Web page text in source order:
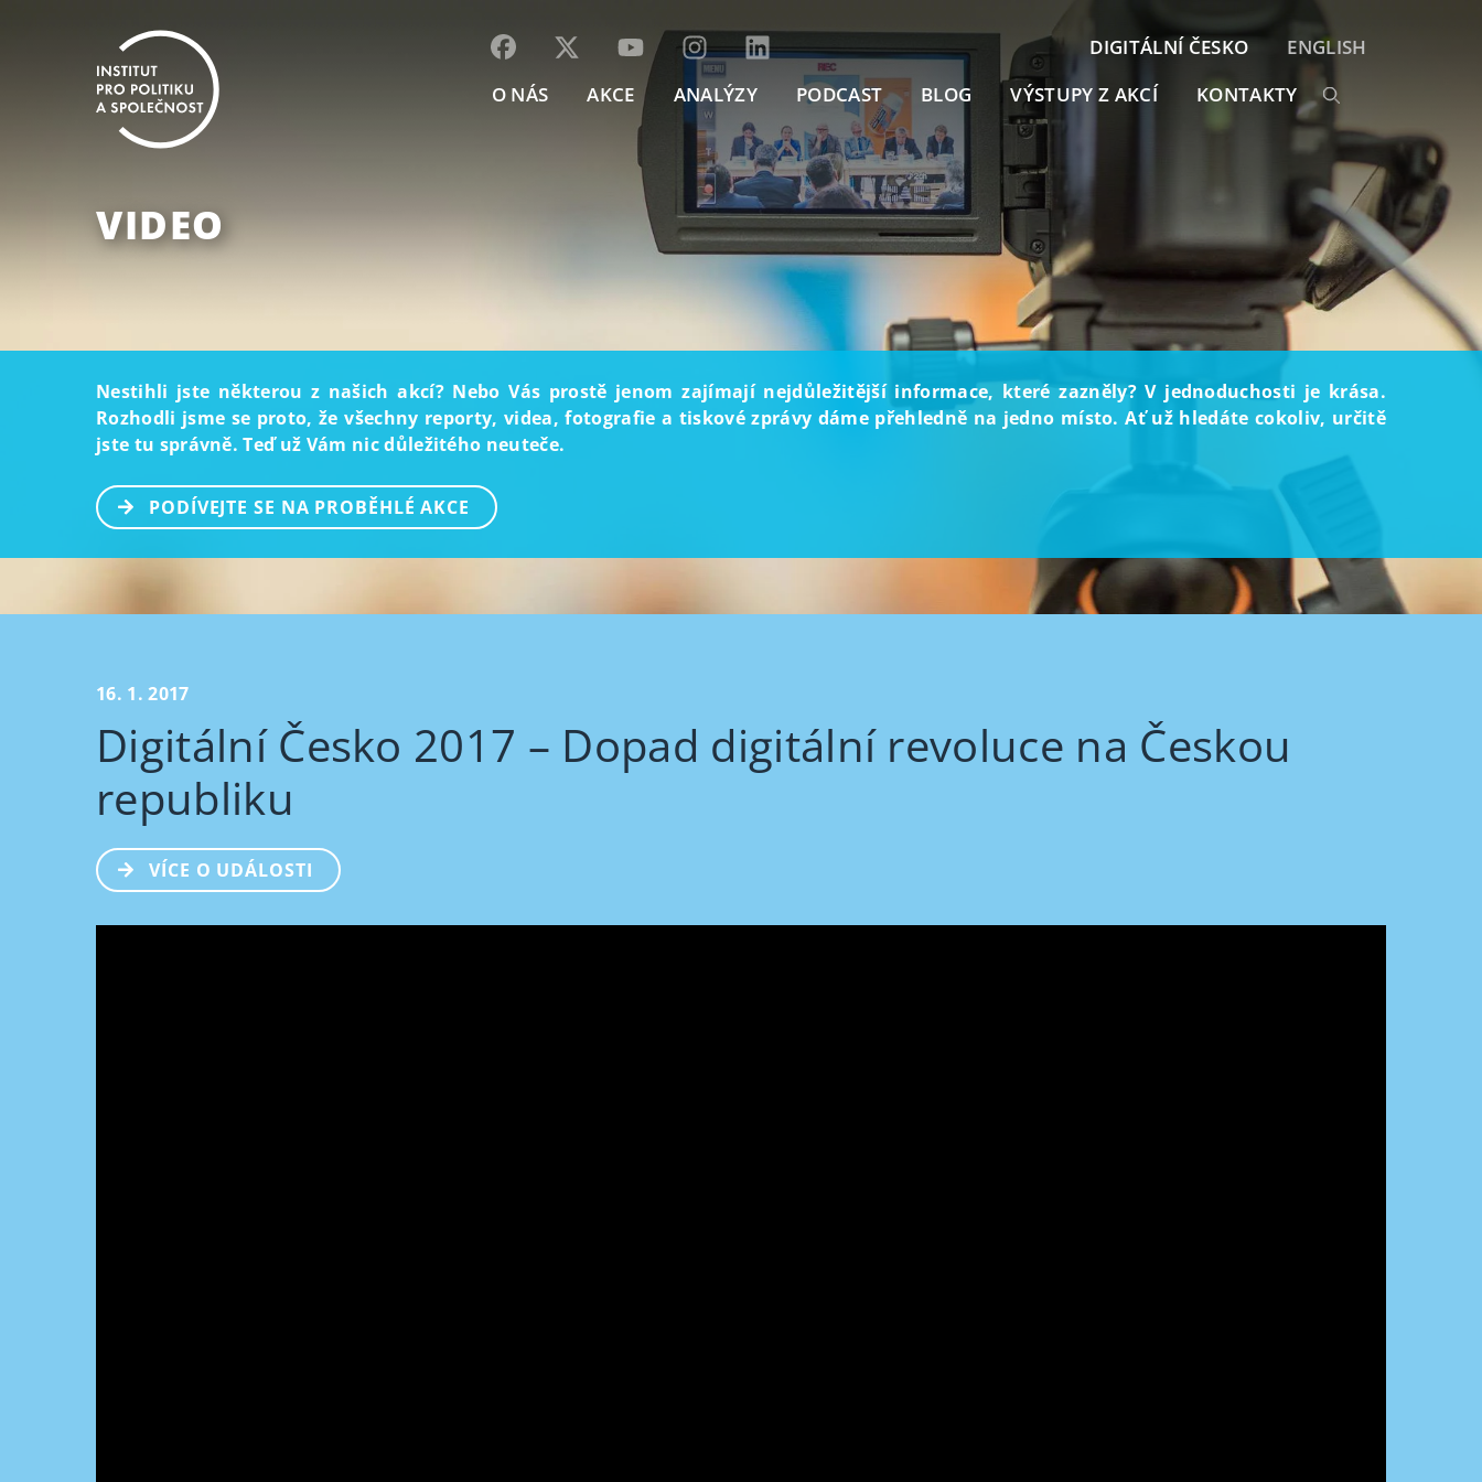
O NÁS AKCE ANALÝZY PODCAST BLOG VÝSTUPY Z AKCÍ KONTAKTY
DIGITÁLNÍ ČESKO ENGLISH
VIDEO
Nestihli jste některou z našich akcí? Nebo Vás prostě jenom zajímají nejdůležitější informace, které zazněly? V jednoduchosti je krása.
Rozhodli jsme se proto, že všechny reporty, videa, fotografie a tiskové zprávy dáme přehledně na jedno místo. Ať už hledáte cokoliv, určitě
jste tu správně. Teď už Vám nic důležitého neuteče.
PODÍVEJTE SE NA PROBĚHLÉ AKCE
16. 1. 2017
Digitální Česko 2017 – Dopad digitální revoluce na Českou
republiku
VÍCE O UDÁLOSTI